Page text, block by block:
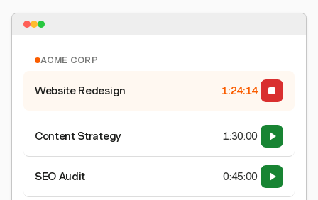
ACME CORP
Website Redesign 1:24:15
Content Strategy 1:30:00
SEO Audit 0:45:00